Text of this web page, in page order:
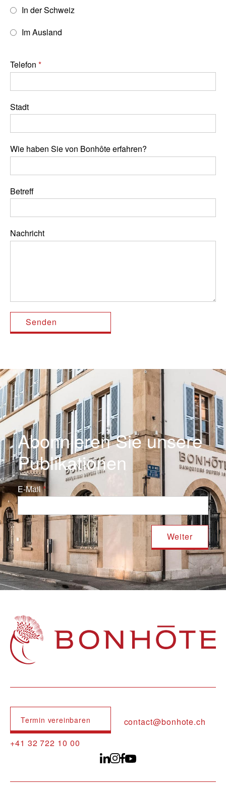
In der Schweiz
Im Ausland
Telefon
Stadt
Wie haben Sie von Bonhôte erfahren?
Betreff
Nachricht
Abonnieren Sie unsere
Publikationen
E-Mail
Navigation principale
Termin vereinbaren
contact@bonhote.ch
+41 32 722 10 00